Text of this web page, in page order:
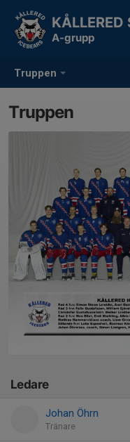
Truppen
KÅLLERED
A-grupp
Truppen
Ledare
Johan Öhrn
Tränare